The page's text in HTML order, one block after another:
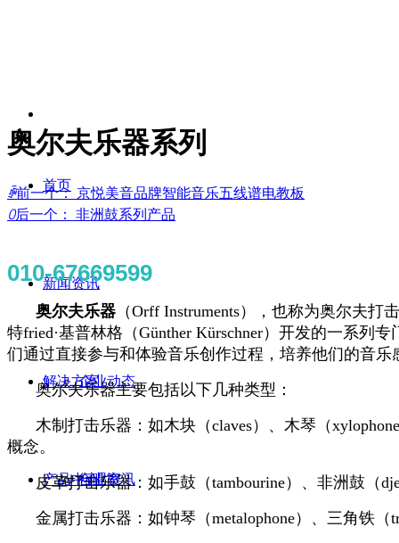
首页
新闻资讯
企业动态
行业资讯
解决方案
合唱室
产品中心
010-67669599
奥尔夫乐器系列
ꄴ前一个： 京悦美音品牌智能音乐五线谱电教板
ꄲ后一个： 非洲鼓系列产品
奥尔夫乐器 （Orff Instruments），也称为奥尔夫
特fried·基普林格（Günther Kürschner）开发的一系列
们通过直接参与和体验音乐创作过程，培养他们的音乐
奥尔夫乐器主要包括以下几种类型：
木制打击乐器：如木块（claves）、木琴（
概念。
皮革打击乐器：如手鼓（tambourine）、非洲鼓（
金属打击乐器：如钟琴（metalophone）、三角铁